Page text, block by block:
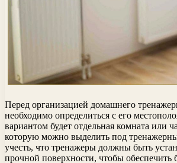
Перед организацией домашнего
необходимо определиться с его
вариантом будет отдельная комната или
которую можно выделить под
учесть, что тренажеры должны быть
прочной поверхности, чтобы обеспечить